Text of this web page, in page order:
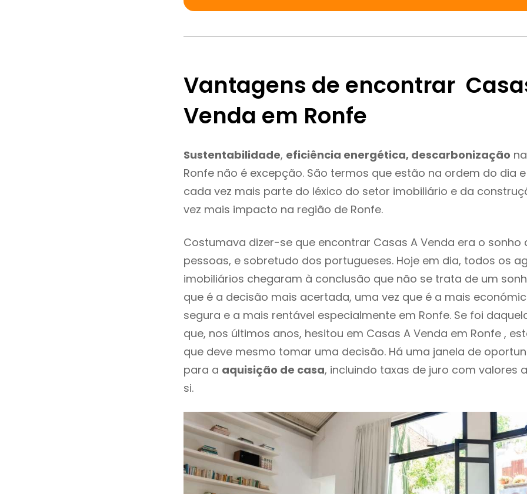
Vantagens de encontrar
Venda em Ronfe
Sustentabilidade, eficiência energética, descarbonização
Ronfe não é excepção. São termos que estão na ordem do dia
cada vez mais parte do léxico do setor imobiliário e da
vez mais impacto na região de Ronfe.
Costumava dizer-se que encontrar Casas A Venda era o sonho
pessoas, e sobretudo dos portugueses. Hoje em dia, todos os
imobiliários chegaram à conclusão que não se trata de um
que é a decisão mais acertada, uma vez que é a mais
segura e a mais rentável especialmente em Ronfe. Se foi
que, nos últimos anos, hesitou em Casas A Venda em Ronfe ,
que deve mesmo tomar uma decisão. Há uma janela de
para a aquisição de casa, incluindo taxas de juro com valores
si.